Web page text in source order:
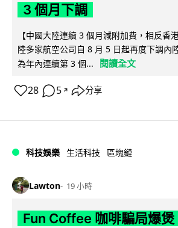
3 個月下調
【中國大陸連續 3 個月減附加費，相反香
陸多家航空公司自 8 月 5 日起再度下調內
為年內連續第 3 個...
閱讀全文
28 5 ↗ 分享
科技娛樂 生活科技 區塊鏈
Lawton 19 小時
Fun Coffee 咖啡騙局爆煲